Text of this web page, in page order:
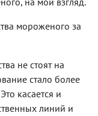
мороженого за
не стоят на
стало более
касается и
линий и